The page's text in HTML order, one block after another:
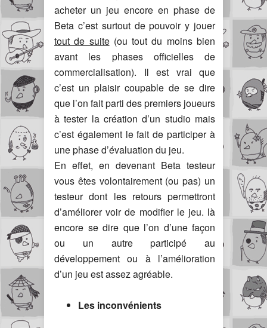
acheter un jeu encore en phase de
Beta c’est surtout de pouvoir y jouer
tout de suite(ou tout du moins bien
avant les phases officielles de
commercialisation). Il est vrai que
c’est un plaisir coupable de se dire
que l’on fait parti des premiers joueurs
à tester la création d’un studio mais
c’est également le fait de participer à
une phase d’évaluation du jeu.
En effet, en devenant Beta testeur
vous êtes volontairement (ou pas) un
testeur dont les retours permettront
d’améliorer voir de modifier le jeu. là
encore se dire que l’on d’une façon
ou un autre participé au
développement ou à l’amélioration
d’un jeu est assez agréable.
Les inconvénients